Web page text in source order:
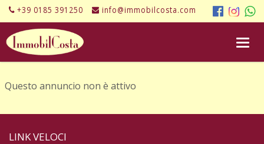
+39 0185 391250 info@immobilcosta.com
Questo annuncio non è attivo
LINK VELOCI